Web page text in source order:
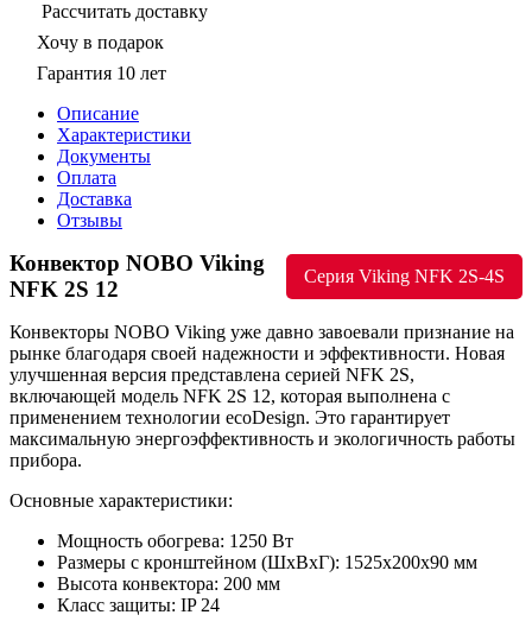
Рассчитать доставку
Хочу в подарок
Гарантия 10 лет
Описание
Характеристики
Документы
Оплата
Доставка
Отзывы
Конвектор NOBO Viking
NFK 2S 12
Серия Viking NFK 2S-4S
Конвекторы NOBO Viking уже давно завоевали признание на
рынке благодаря своей надежности и эффективности. Новая
улучшенная версия представлена серией NFK 2S,
включающей модель NFK 2S 12, которая выполнена с
применением технологии ecoDesign. Это гарантирует
максимальную энергоэффективность и экологичность работы
прибора.
Основные характеристики:
Мощность обогрева: 1250 Вт
Размеры с кронштейном (ШxВxГ): 1525x200x90 мм
Высота конвектора: 200 мм
Класс защиты: IP 24